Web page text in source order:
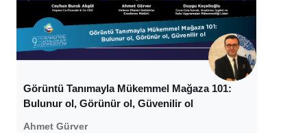
Görüntü Tanımayla Mükemmel Mağaza 101:
Bulunur ol, Görünür ol, Güvenilir ol
Ahmet Gürver